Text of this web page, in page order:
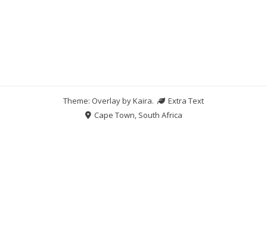
Theme: Overlay byKaira.
Extra Text
Cape Town, South Africa